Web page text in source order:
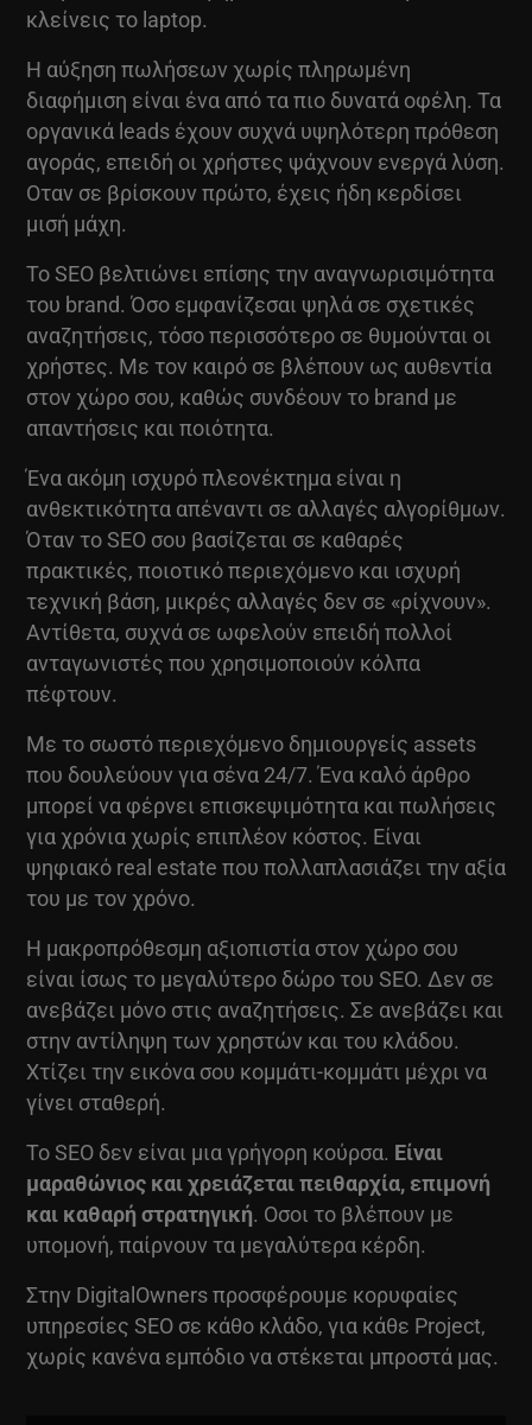
κλείνεις το laptop.
Η αύξηση πωλήσεων χωρίς πληρωμένη
διαφήμιση είναι ένα από τα πιο δυνατά οφέλη. Τα
οργανικά leads έχουν συχνά υψηλότερη πρόθεση
αγοράς, επειδή οι χρήστες ψάχνουν ενεργά λύση.
Οταν σε βρίσκουν πρώτο, έχεις ήδη κερδίσει
μισή μάχη.
Το SEO βελτιώνει επίσης την αναγνωρισιμότητα
του brand. Όσο εμφανίζεσαι ψηλά σε σχετικές
αναζητήσεις, τόσο περισσότερο σε θυμούνται οι
χρήστες. Με τον καιρό σε βλέπουν ως αυθεντία
στον χώρο σου, καθώς συνδέουν το brand με
απαντήσεις και ποιότητα.
Ένα ακόμη ισχυρό πλεονέκτημα είναι η
ανθεκτικότητα απέναντι σε αλλαγές αλγορίθμων.
Όταν το SEO σου βασίζεται σε καθαρές
πρακτικές, ποιοτικό περιεχόμενο και ισχυρή
τεχνική βάση, μικρές αλλαγές δεν σε «ρίχνουν».
Αντίθετα, συχνά σε ωφελούν επειδή πολλοί
ανταγωνιστές που χρησιμοποιούν κόλπα
πέφτουν.
Με το σωστό περιεχόμενο δημιουργείς assets
που δουλεύουν για σένα 24/7. Ένα καλό άρθρο
μπορεί να φέρνει επισκεψιμότητα και πωλήσεις
για χρόνια χωρίς επιπλέον κόστος. Είναι
ψηφιακό real estate που πολλαπλασιάζει την αξία
του με τον χρόνο.
Η μακροπρόθεσμη αξιοπιστία στον χώρο σου
είναι ίσως το μεγαλύτερο δώρο του SEO. Δεν σε
ανεβάζει μόνο στις αναζητήσεις. Σε ανεβάζει και
στην αντίληψη των χρηστών και του κλάδου.
Χτίζει την εικόνα σου κομμάτι-κομμάτι μέχρι να
γίνει σταθερή.
Το SEO δεν είναι μια γρήγορη κούρσα. Είναι
μαραθώνιος και χρειάζεται πειθαρχία, επιμονή
και καθαρή στρατηγική. Οσοι το βλέπουν με
υπομονή, παίρνουν τα μεγαλύτερα κέρδη.
Στην DigitalOwners προσφέρουμε κορυφαίες
υπηρεσίες SEO σε κάθο κλάδο, για κάθε Project,
χωρίς κανένα εμπόδιο να στέκεται μπροστά μας.